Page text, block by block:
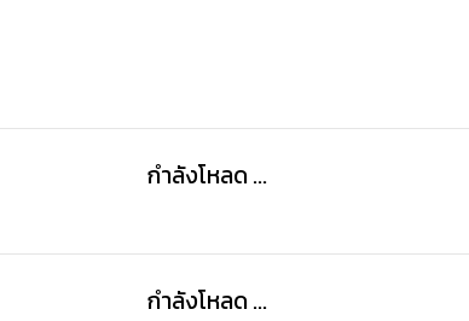
กำลังโหลด ...
กำลังโหลด ...